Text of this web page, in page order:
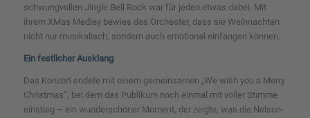
schwungvollen Jingle Bell Rock war für jeden etwas dabei. Mit
ihrem XMas Medleybewies das Orchester, dass sie Weihnachten
nicht nur musikalisch, sondern auch emotional einfangen können.
Ein festlicher Ausklang
Das Konzert endete mit einem gemeinsamen „We wish you a Merry
Christmas“, bei dem das Publikum noch einmal mit voller Stimme
einstieg – ein wunderschöner Moment, der zeigte, was die Nelson-